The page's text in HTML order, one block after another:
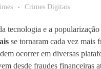
Crimes Digitais
tecnologia e a
se tornaram cada vez mais
ocorrer em diversas
desde fraudes financeiras